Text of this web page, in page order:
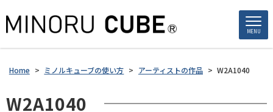
MENU
Home > ミノルキューブの使い方 > アーティストの作品 > W2A1040
W2A1040